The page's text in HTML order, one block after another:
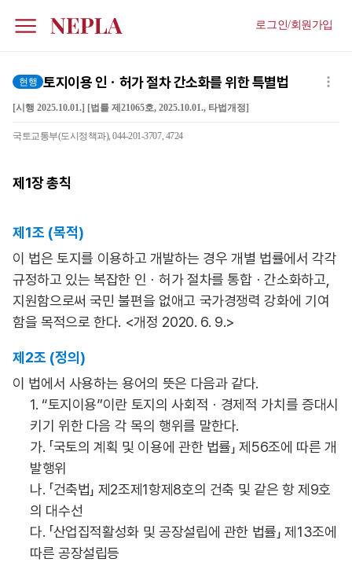
로그인/회원가입
현행 토지이용 인ㆍ허가 절차 간소화를 위한 특별법
[시행 2025.10.01.] [법률 제21065호, 2025.10.01., 타법개정]
국토교통부(도시정책과), 044-201-3707, 4724
제1장총칙
제1조 (목적)
이 법은 토지를 이용하고 개발하는 경우 개별 법률에서 각각
규정하고 있는 복잡한 인ㆍ허가 절차를 통합ㆍ간소화하고,
지원함으로써 국민 불편을 없애고 국가경쟁력 강화에 기여
함을 목적으로 한다. <개정 2020. 6. 9.>
제2조 (정의)
이 법에서 사용하는 용어의 뜻은 다음과 같다.
1. “토지이용”이란 토지의 사회적ㆍ경제적 가치를 증대시
키기 위한 다음 각 목의 행위를 말한다.
가. 「국토의 계획 및 이용에 관한 법률」 제56조에 따른 개
발행위
나. 「건축법」 제2조제1항제8호의 건축 및 같은 항 제9호
의 대수선
다. 「산업집적활성화 및 공장설립에 관한 법률」 제13조에
따른 공장설립등